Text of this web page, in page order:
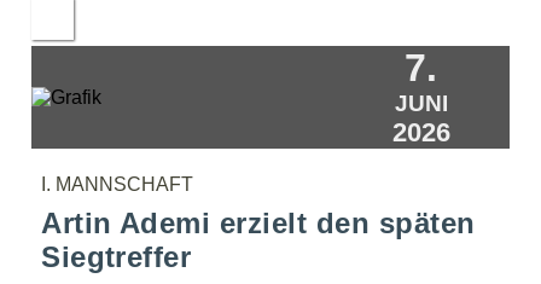
7.
JUNI
2026
I. MANNSCHAFT
Artin Ademi erzielt den späten
Siegtreffer